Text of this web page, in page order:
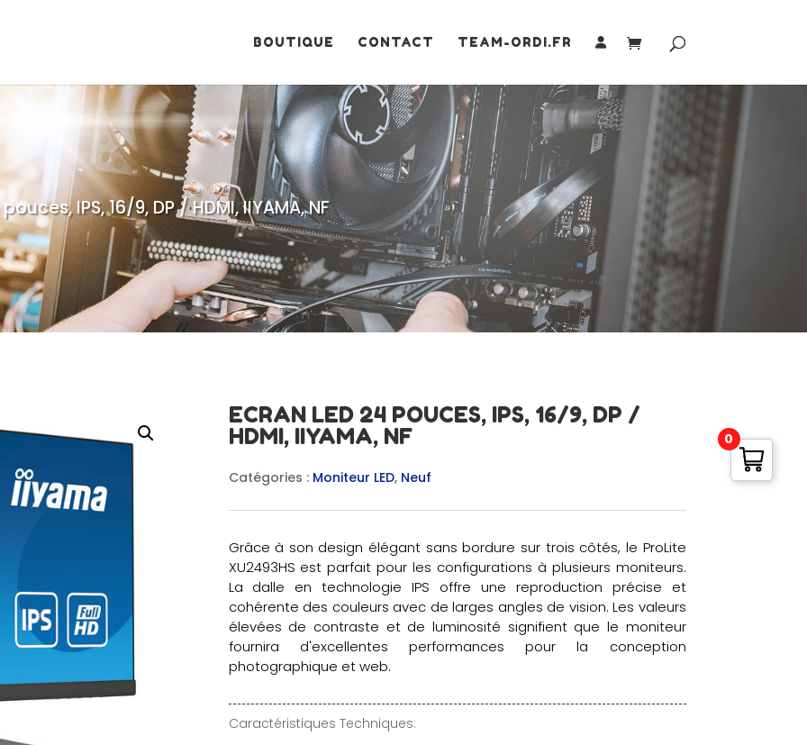
BOUTIQUE CONTACT TEAM-ORDI.FR
IPS, 16/9, DP / HDMI, IIYAMA, NF
ECRAN LED 24 POUCES, IPS, 16/9, DP /
HDMI, IIYAMA, NF
Catégories : Moniteur LED, Neuf
Grâce à son design élégant sans bordure sur trois côtés, le ProLite
XU2493HS est parfait pour les configurations à plusieurs moniteurs.
La dalle en technologie IPS offre une reproduction précise et
cohérente des couleurs avec de larges angles de vision. Les valeurs
élevées de contraste et de luminosité signifient que le moniteur
fournira d'excellentes performances pour la conception
photographique et web.
Caractéristiques Techniques:
0